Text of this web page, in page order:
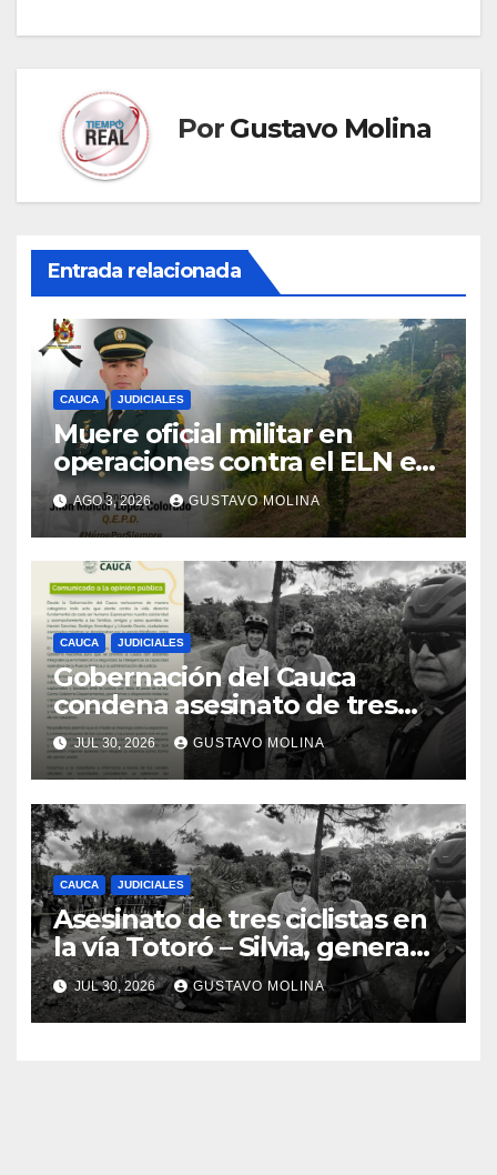
Por Gustavo Molina
Entrada relacionada
CAUCA JUDICIALES
Muere oficial militar en
operaciones contra el ELN en
el sur del Cauca
AGO 3, 2026 GUSTAVO MOLINA
CAUCA JUDICIALES
Gobernación del Cauca
condena asesinato de tres
ciudadanos y exige medidas
urgentes al Gobierno
Nacional
JUL 30, 2026 GUSTAVO MOLINA
CAUCA JUDICIALES
Asesinato de tres ciclistas en
la vía Totoró – Silvia, genera
consternación en el Cauca
JUL 30, 2026 GUSTAVO MOLINA